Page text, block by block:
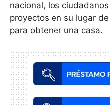
nacional, los
proyectos en su lugar
para obtener una casa.